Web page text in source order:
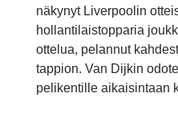
näkynyt Liverpoolin
hollantilaistopparia
ottelua, pelannut
tappion. Van Dijkin
pelikentille aikaisintaan